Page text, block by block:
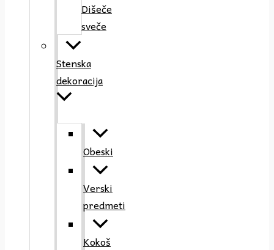
Dišeče
sveče
Stenska
dekoracija
Obeski
Verski
predmeti
Kokoš